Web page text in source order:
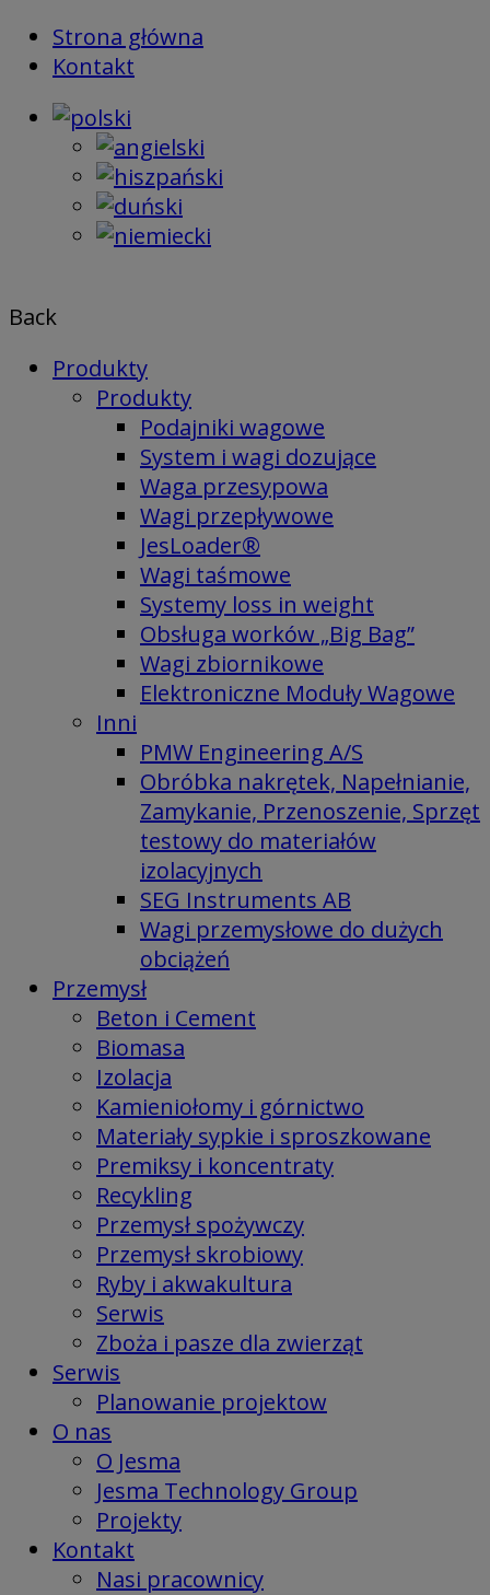
Skip Strona główna
Kontakt
Back
Produkty
Produkty
Podajniki wagowe
System i wagi dozujące
Waga przesypowa
Wagi przepływowe
JesLoader®
Wagi taśmowe
Systemy loss in weight
Obsługa worków „Big Bag”
Wagi zbiornikowe
Elektroniczne Moduły Wagowe
Inni
PMW Engineering A/S
Obróbka nakrętek, Napełnianie,
Zamykanie, Przenoszenie, Sprzęt
testowy do materiałów
izolacyjnych
SEG Instruments AB
Wagi przemysłowe do dużych
obciążeń
Przemysł
Beton i Cement
Biomasa
Izolacja
Kamieniołomy i górnictwo
Materiały sypkie i sproszkowane
Premiksy i koncentraty
Recykling
Przemysł spożywczy
Przemysł skrobiowy
Ryby i akwakultura
Serwis
Zboża i pasze dla zwierząt
Serwis
Planowanie projektow
O nas
O Jesma
Jesma Technology Group
Projekty
Kontakt
Nasi pracownicy